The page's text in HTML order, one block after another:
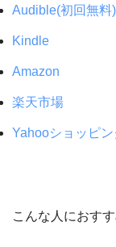
Audible(初回無料)
Kindle
Amazon
楽天市場
Yahooショッピン
こんな人におすす